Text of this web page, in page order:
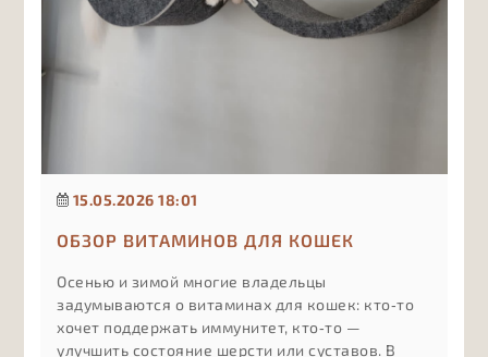
15.05.2026 18:01
ОБЗОР ВИТАМИНОВ ДЛЯ КОШЕК
Осенью и зимой многие владельцы
задумываются о витаминах для кошек: кто‑то
хочет поддержать иммунитет, кто‑то —
улучшить состояние шерсти или суставов. В